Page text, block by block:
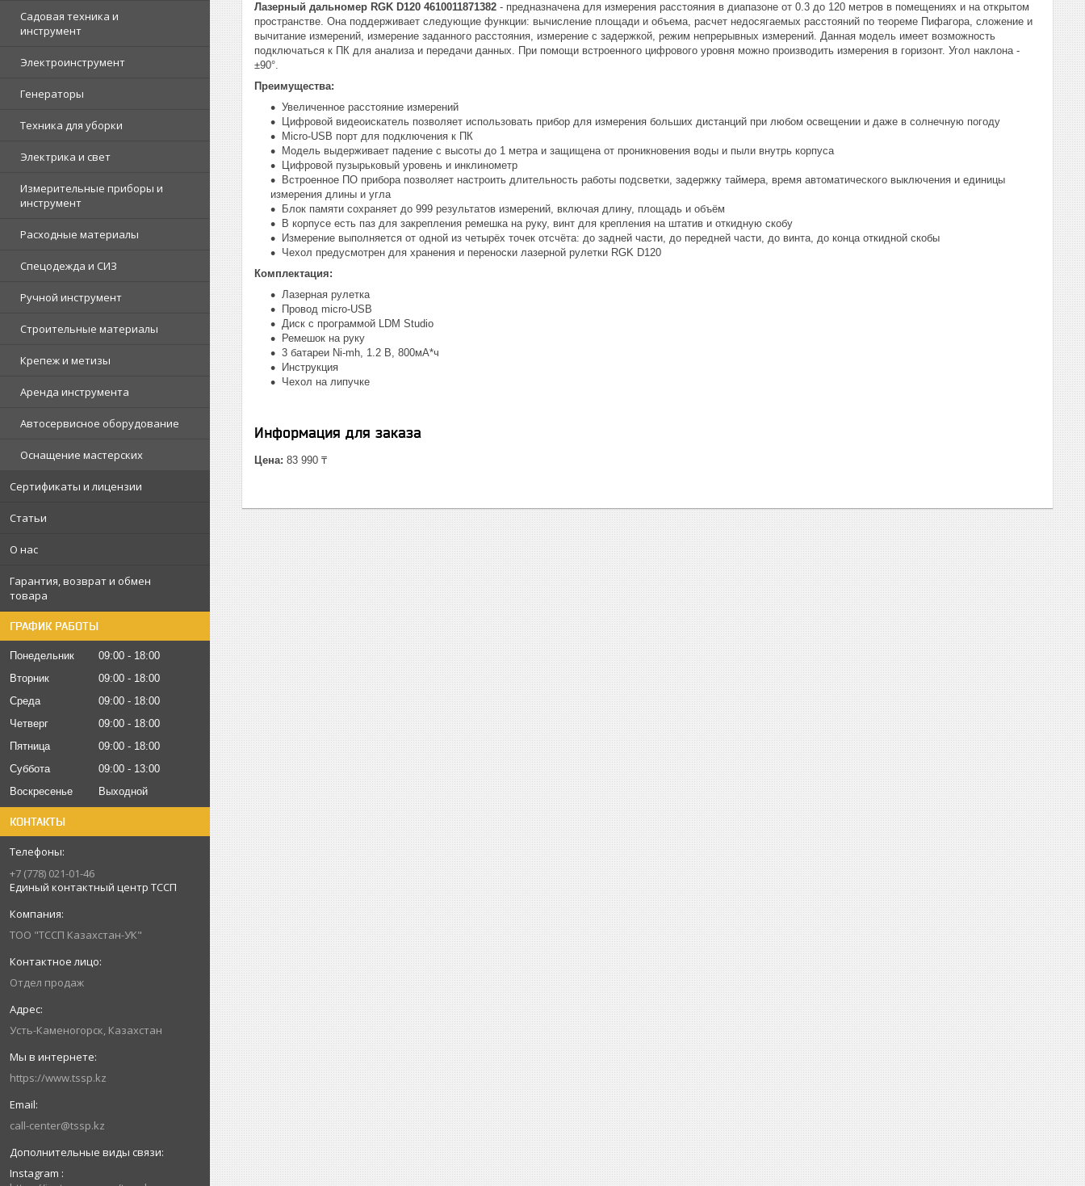
Садовая техника и
инструмент
Электроинструмент
Генераторы
Техника для уборки
Электрика и свет
Измерительные приборы и
инструмент
Расходные материалы
Спецодежда и СИЗ
Ручной инструмент
Строительные материалы
Крепеж и метизы
Аренда инструмента
Автосервисное оборудование
Оснащение мастерских
Сертификаты и лицензии
Статьи
О нас
Гарантия, возврат и обмен
товара
ГРАФИК РАБОТЫ
Понедельник 09:00
18:00
Вторник
09:00
18:00
Среда
09:00
18:00
Четверг
09:00
18:00
Пятница
09:00
18:00
Суббота
09:00
13:00
Воскресенье
Выходной
КОНТАКТЫ
+7 (778) 021-01-46
Единый контактный центр ТССП
ТОО "ТССП Казахстан-УК"
Отдел продаж
Усть-Каменогорск, Казахстан
https://www.tssp.kz
call-center@tssp.kz
Instagram
Лазерный дальномер RGK D120 4610011871382 - предназначена для измерения расстояния в диапазоне от 0.3 до 120 метров в помещениях и на открытом
пространстве. Она поддерживает следующие функции: вычисление площади и объема, расчет недосягаемых расстояний по теореме Пифагора, сложение и
вычитание измерений, измерение заданного расстояния, измерение с задержкой, режим непрерывных измерений. Данная модель имеет возможность
подключаться к ПК для анализа и передачи данных. При помощи встроенного цифрового уровня можно производить измерения в горизонт. Угол наклона -
±90°.
Преимущества:
Увеличенное расстояние измерений
Цифровой видеоискатель позволяет использовать прибор для измерения больших дистанций при любом освещении и даже в солнечную погоду
Micro-USB порт для подключения к ПК
Модель выдерживает падение с высоты до 1 метра и защищена от проникновения воды и пыли внутрь корпуса
Цифровой пузырьковый уровень и инклинометр
Встроенное ПО прибора позволяет настроить длительность работы подсветки, задержку таймера, время автоматического выключения и единицы
измерения длины и угла
Блок памяти сохраняет до 999 результатов измерений, включая длину, площадь и объём
В корпусе есть паз для закрепления ремешка на руку, винт для крепления на штатив и откидную скобу
Измерение выполняется от одной из четырёх точек отсчёта: до задней части, до передней части, до винта, до конца откидной скобы
Чехол предусмотрен для хранения и переноски лазерной рулетки RGK D120
Комплектация:
Лазерная рулетка
Провод micro-USB
Диск с программой LDM Studio
Ремешок на руку
3 батареи Ni-mh, 1.2 В, 800мА*ч
Инструкция
Чехол на липучке
Информация для заказа
Цена: 83 990 ₸